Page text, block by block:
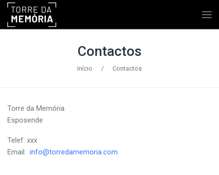
Contactos
Início / Contactos
Torre da Memória
Esposende
Telef: xxx
Email: info@torredamemoria.com